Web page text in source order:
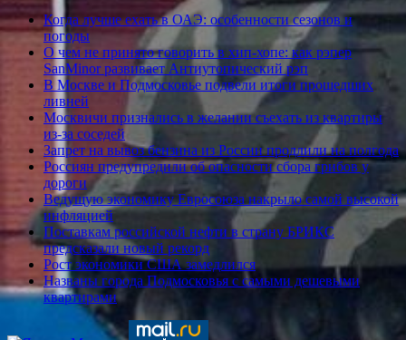
Когда лучше ехать в ОАЭ: особенности сезонов и
погоды
О чем не принято говорить в хип-хопе: как рэпер
SanMinor развивает Антиутопический рэп
В Москве и Подмосковье подвели итоги прошедших
ливней
Москвичи признались в желании съехать из квартиры
из-за соседей
Запрет на вывоз бензина из России продлили на полгода
Россиян предупредили об опасности сбора грибов у
дороги
Ведущую экономику Евросоюза накрыло самой высокой
инфляцией
Поставкам российской нефти в страну БРИКС
предсказали новый рекорд
Рост экономики США замедлился
Названы города Подмосковья с самыми дешевыми
квартирами